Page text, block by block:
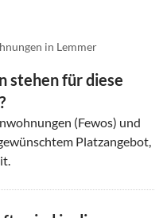
in Lemmer
stehen für diese
(Fewos) und
Platzangebot,